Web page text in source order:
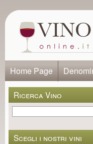
Home Page
Ricerca Vino
Scegli i nostri vini